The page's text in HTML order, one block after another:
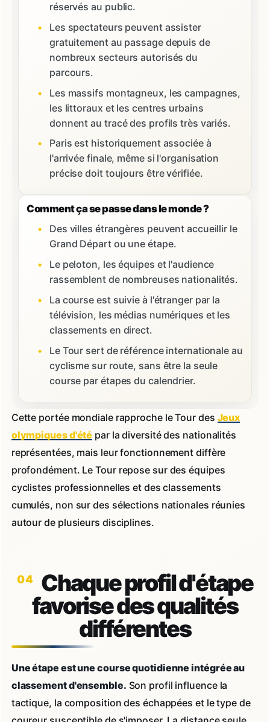
réservés au public.
Les spectateurs peuvent assister
gratuitement au passage depuis de
nombreux secteurs autorisés du
parcours.
Les massifs montagneux, les campagnes,
les littoraux et les centres urbains
donnent au tracé des profils très variés.
Paris est historiquement associée à
l'arrivée finale, même si l'organisation
précise doit toujours être vérifiée.
Comment ça se passe dans le monde ?
Des villes étrangères peuvent accueillir le
Grand Départ ou une étape.
Le peloton, les équipes et l'audience
rassemblent de nombreuses nationalités.
La course est suivie à l'étranger par la
télévision, les médias numériques et les
classements en direct.
Le Tour sert de référence internationale au
cyclisme sur route, sans être la seule
course par étapes du calendrier.
Cette portée mondiale rapproche le Tour des Jeux
olympiques d'été par la diversité des nationalités
représentées, mais leur fonctionnement diffère
profondément. Le Tour repose sur des équipes
cyclistes professionnelles et des classements
cumulés, non sur des sélections nationales réunies
autour de plusieurs disciplines.
Chaque profil d'étape
favorise des qualités
différentes
Une étape est une course quotidienne intégrée au
classement d'ensemble. Son profil influence la
tactique, la composition des échappées et le type de